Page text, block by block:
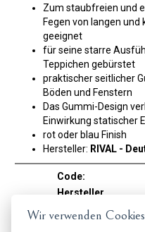
Zum staubfreien und
Fegen von langen und
geeignet
für seine starre
Teppichen gebürstet
praktischer seitlicher
Böden und Fenstern
Das Gummi-Design
Einwirkung statischer
rot oder blau Finish
Hersteller: RIVAL -
Code:
Hersteller
Wir verwenden Cookies